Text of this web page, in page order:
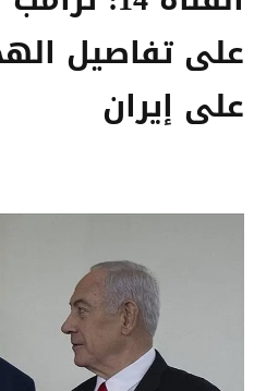
على تفاصيل
على إيران